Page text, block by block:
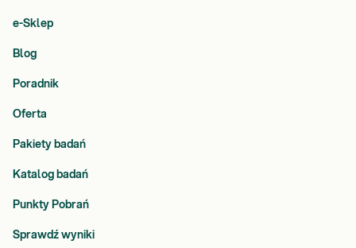
e-Sklep
Blog
Poradnik
Oferta
Pakiety badań
Katalog badań
Punkty Pobrań
Sprawdź wyniki